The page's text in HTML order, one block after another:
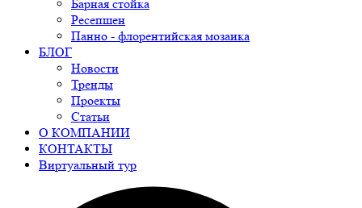
Барная стойка
Ресепшен
Панно - флорентийская мозаика
БЛОГ
Новости
Тренды
Проекты
Статьи
О КОМПАНИИ
КОНТАКТЫ
Виртуальный тур